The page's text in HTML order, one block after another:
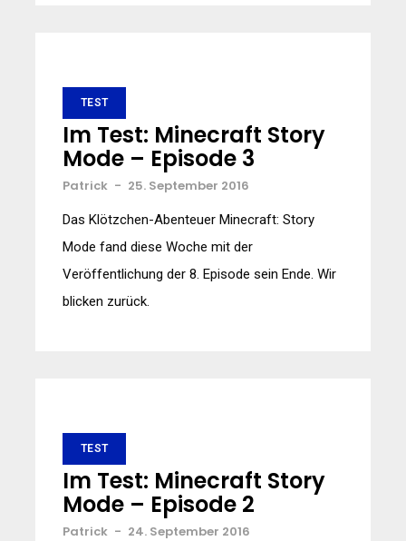
TEST
Im Test: Minecraft Story
Mode – Episode 3
Patrick - 25. September 2016
Das Klötzchen-Abenteuer Minecraft: Story
Mode fand diese Woche mit der
Veröffentlichung der 8. Episode sein Ende. Wir
blicken zurück.
TEST
Im Test: Minecraft Story
Mode – Episode 2
Patrick - 24. September 2016